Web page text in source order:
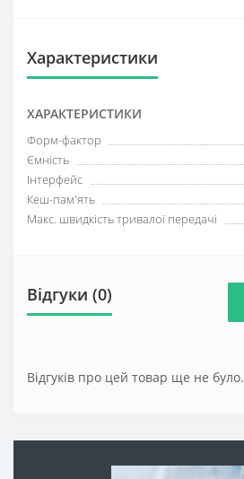
Характеристики
ХАРАКТЕРИСТИКИ
Форм-фактор
Ємність
Інтерфейс
Кеш-пам'ять
Макс. швидкість тривалої передачі
Відгуки (0)
Відгуків про цей товар ще не було.